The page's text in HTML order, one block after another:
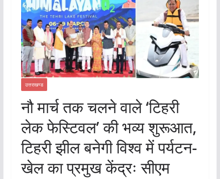
उत्तराखण्ड
नौ मार्च तक चलने वाले ‘टिहरी
लेक फेस्टिवल’ की भव्य शुरूआत,
टिहरी झील बनेगी विश्व में पर्यटन-
खेल का प्रमुख केंद्रः सीएम